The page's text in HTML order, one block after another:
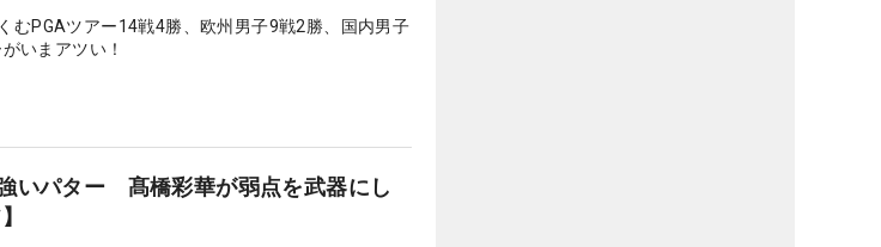
むPGAツアー14戦4勝、欧州男子9戦2勝、国内男子
いまアツい！
いパター 髙橋彩華が弱点を武器にし